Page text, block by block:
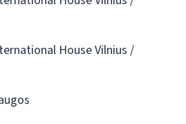
House Vilnius /